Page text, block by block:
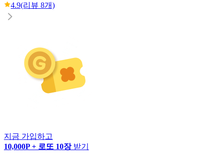
4.9(리뷰 8개)
지금 가입하고
10,000P + 로또 10장 받기